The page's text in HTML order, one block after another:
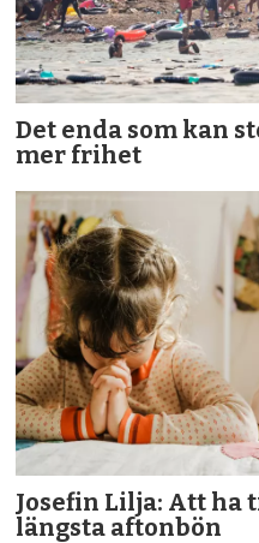
Det enda som kan
mer frihet
Josefin Lilja: Att ha
längsta aftonbön